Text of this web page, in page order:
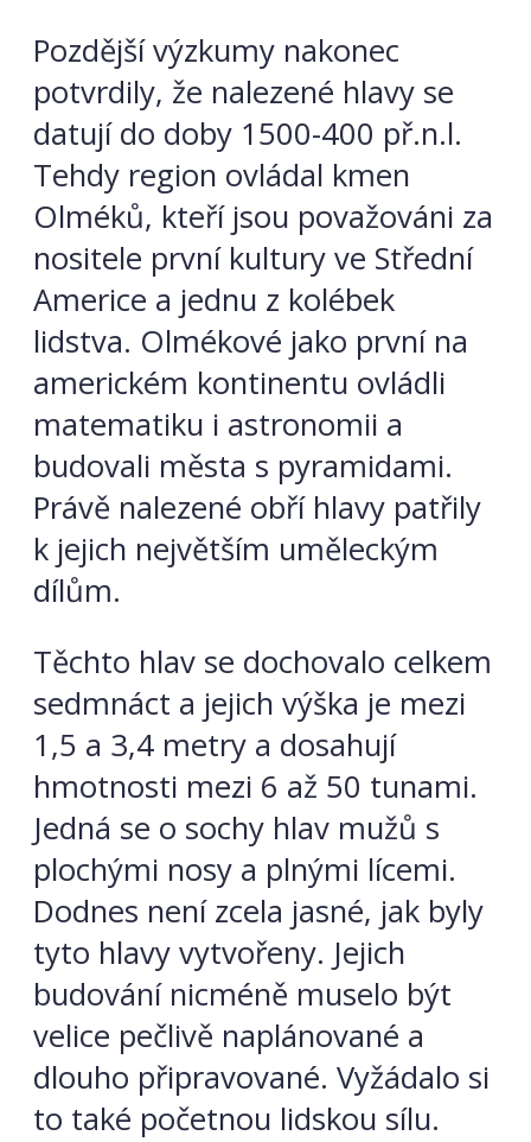
Pozdější výzkumy nakonec
potvrdily, že nalezené hlavy se
datují do doby 1500-400 př.n.l.
Tehdy region ovládal kmen
Olméků, kteří jsou považováni za
nositele první kultury ve Střední
Americe a jednu z kolébek
lidstva. Olmékové jako první na
americkém kontinentu ovládli
matematiku i astronomii a
budovali města s pyramidami.
Právě nalezené obří hlavy patřily
k jejich největším uměleckým
dílům.
Těchto hlav se dochovalo celkem
sedmnáct a jejich výška je mezi
1,5 a 3,4 metry a dosahují
hmotnosti mezi 6 až 50 tunami.
Jedná se o sochy hlav mužů s
plochými nosy a plnými lícemi.
Dodnes není zcela jasné, jak byly
tyto hlavy vytvořeny. Jejich
budování nicméně muselo být
velice pečlivě naplánované a
dlouho připravované. Vyžádalo si
to také početnou lidskou sílu.